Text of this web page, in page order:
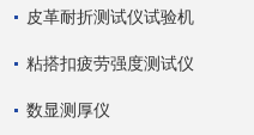
皮革耐折测试仪试验机
粘搭扣疲劳强度测试仪
数显测厚仪